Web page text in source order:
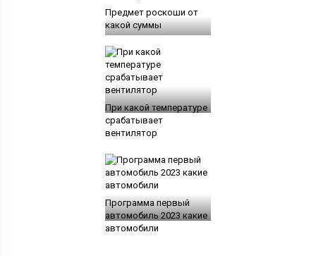
Предмет роскоши от
какой суммы
При какой температуре
срабатывает
вентилятор
Программа первый
автомобиль 2023 какие
автомобили